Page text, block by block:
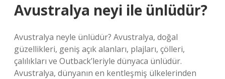
Avustralya neyi ile ünlüdür?
Avustralya neyle ünlüdür? Avustralya, doğal
güzellikleri, geniş açık alanları, plajları, çölleri,
çalılıkları ve Outback’leriyle dünyaca ünlüdür.
Avustralya, dünyanın en kentleşmiş ülkelerinden